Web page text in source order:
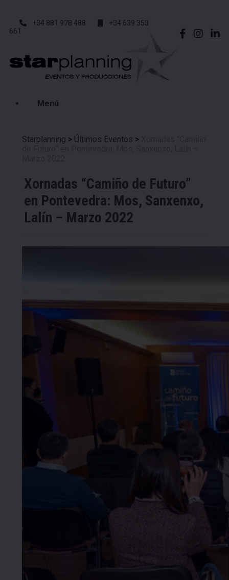
+34 881 978 488
+34 639 353
661
Menú
Starplanning > Últimos Eventos >
Xornadas “Camiño de Futuro”
en Pontevedra: Mos, Sanxenxo,
Lalín – Marzo 2022